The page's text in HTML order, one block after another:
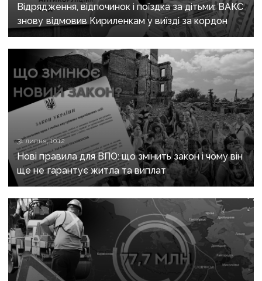
Відрядження, відпочинок і поїздка за дітьми: ВАКС
знову відмовив Кириленкам у виїзді за кордон
31 липня, 10:12
Нові правила для ВПО: що змінить закон і чому він
ще не гарантує житла та виплат